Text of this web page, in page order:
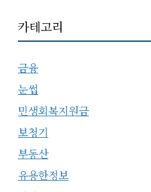
카테고리
금융
눈썹
민생회복지원금
보청기
부동산
유용한정보